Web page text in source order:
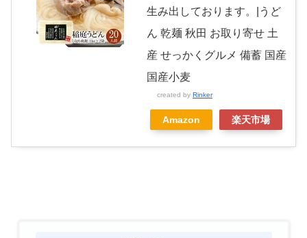
生み出しております。|うど
ん 乾麺 秋田 お取り寄せ 土
産 せっかくグルメ 備蓄 国産
国産小麦
created by Rinker
Amazon 楽天市場